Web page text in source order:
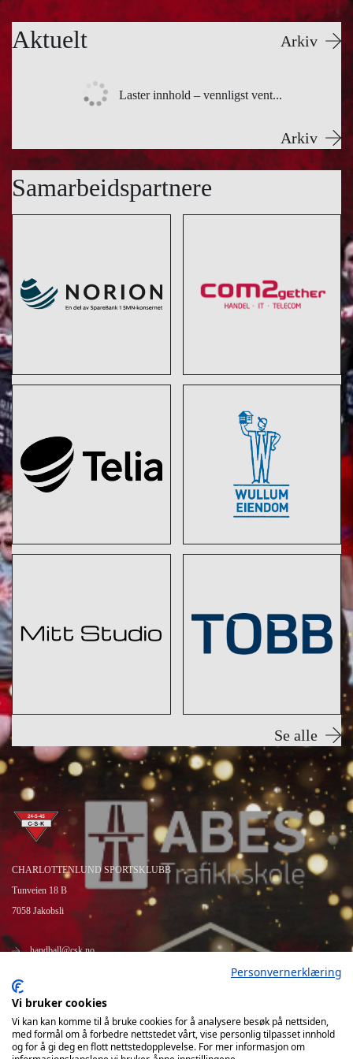
Aktuelt Arkiv
Laster innhold – vennligst vent...
Arkiv
Samarbeidspartnere
Se alle
CHARLOTTENLUND SPORTSKLUBB
Tunveien 18 B
7058 Jakobsli
handball@csk.no
Personvernerklæring
Vi bruker cookies
Vi kan kan komme til å bruke cookies for å analysere besøk på nettsiden,
med formål om å forbedre nettstedet vårt, vise personlig tilpasset innhold
og for å gi deg en flott nettstedopplevelse. For mer informasjon om